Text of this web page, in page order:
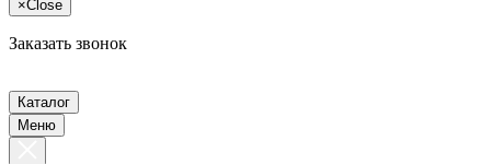
×Close
Заказать звонок
Каталог
Меню